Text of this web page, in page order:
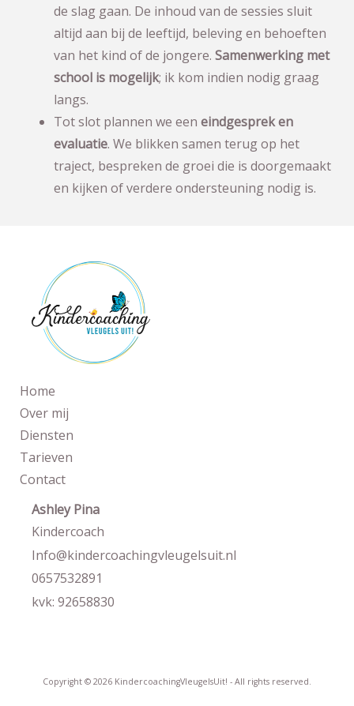
de slag gaan. De inhoud van de sessies sluit
altijd aan bij de leeftijd, beleving en behoeften
van het kind of de jongere. Samenwerking met
school is mogelijk; ik kom indien nodig graag
langs.
Tot slot plannen we een eindgesprek en
evaluatie. We blikken samen terug op het
traject, bespreken de groei die is doorgemaakt
en kijken of verdere ondersteuning nodig is.
Home
Over mij
Diensten
Tarieven
Contact
Ashley Pina
Kindercoach
Info@kindercoachingvleugelsuit.nl
0657532891
kvk: 92658830
Copyright © 2026 KindercoachingVleugelsUit! - All rights reserved.